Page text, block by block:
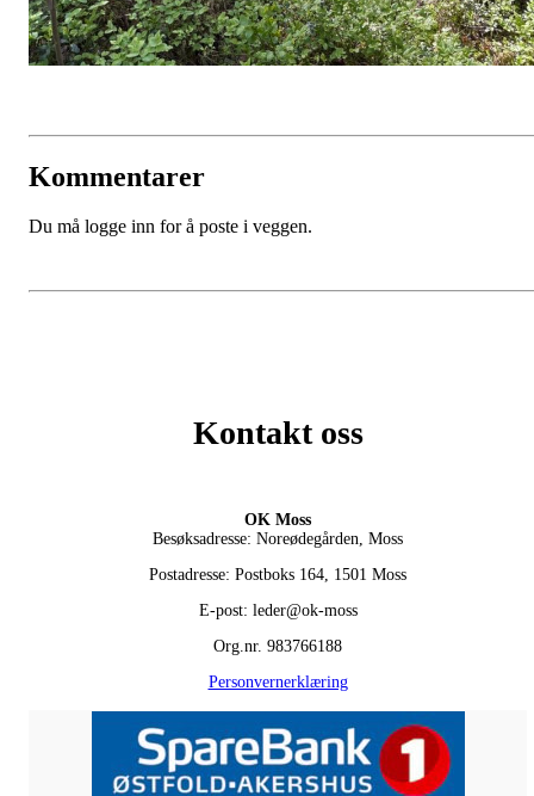
Kommentarer
Du må logge inn for å poste i veggen.
Kontakt oss
OK Moss
Besøksadresse: Noreødegården, Moss
Postadresse: Postboks 164, 1501 Moss
E-post: leder@ok-moss
Org.nr. 983766188
Personvernerklæring